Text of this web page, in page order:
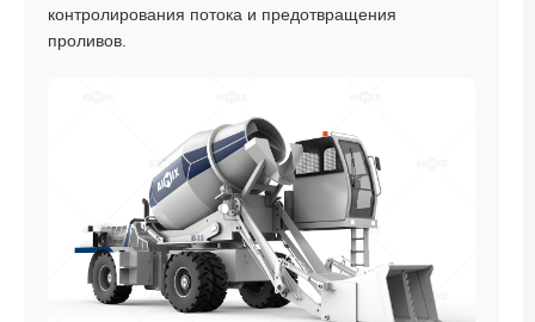
контролирования потока и предотвращения
проливов.